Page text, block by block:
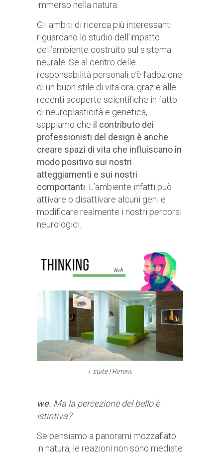
immerso nella natura.
Gli ambiti di ricerca più interessanti
riguardano lo studio dell’impatto
dell’ambiente costruito sul sistema
neurale. Se al centro delle
responsabilità personali c’è l’adozione
di un buon stile di vita ora, grazie alle
recenti scoperte scientifiche in fatto
di neuroplasticità e genetica,
sappiamo che il contributo dei
professionisti del design è anche
creare spazi di vita che influiscano in
modo positivo sui nostri
atteggiamenti e sui nostri
comportanti. L’ambiente infatti può
attivare o disattivare alcuni geni e
modificare realmente i nostri percorsi
neurologici.
i_suite | Rimini.
we. Ma la percezione del bello è
istintiva?
Se pensiamo a panorami mozzafiato
in natura, le reazioni non sono mediate